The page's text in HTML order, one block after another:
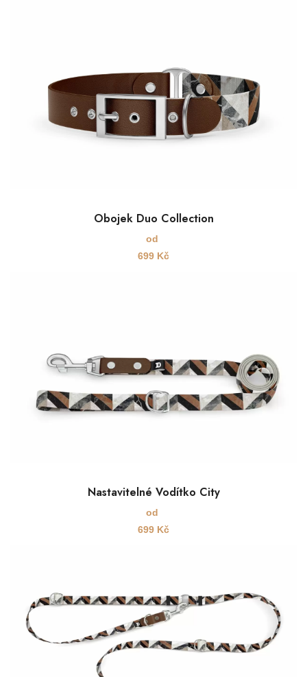
Obojek Duo Collection
od
699 Kč
Nastavitelné Vodítko City
od
699 Kč